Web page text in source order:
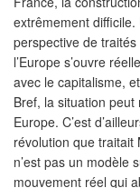
extrêmement difficile.
perspective de
l’Europe s’ouvre
avec le capitalisme,
Bref, la situation
Europe. C’est
révolution que
n’est pas un modèle
mouvement réel qui